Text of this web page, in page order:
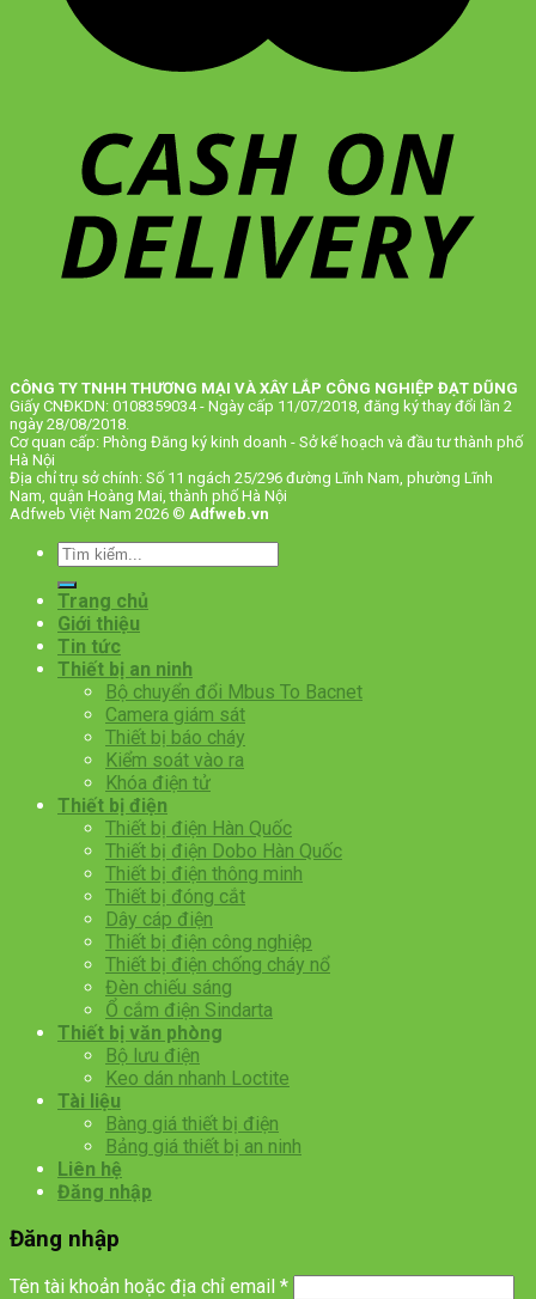
CÔNG TY TNHH THƯƠNG MẠI VÀ XÂY LẮP CÔNG NGHIỆP ĐẠT DŨNG
Giấy CNĐKDN: 0108359034 - Ngày cấp 11/07/2018, đăng ký thay đổi lần 2
ngày 28/08/2018.
Cơ quan cấp: Phòng Đăng ký kinh doanh - Sở kế hoạch và đầu tư thành phố
Hà Nội
Địa chỉ trụ sở chính: Số 11 ngách 25/296 đường Lĩnh Nam, phường Lĩnh
Nam, quận Hoàng Mai, thành phố Hà Nội
Adfweb Việt Nam 2026 © Adfweb.vn
Tìm
Trang chủ
Giới thiệu
Tin tức
Thiết bị an ninh
Bộ chuyển đổi Mbus To Bacnet
Camera giám sát
Thiết bị báo cháy
Kiểm soát vào ra
Khóa điện tử
Thiết bị điện
Thiết bị điện Hàn Quốc
Thiết bị điện Dobo Hàn Quốc
Thiết bị điện thông minh
Thiết bị đóng cắt
Dây cáp điện
Thiết bị điện công nghiệp
Thiết bị điện chống cháy nổ
Đèn chiếu sáng
Ổ cắm điện Sindarta
Thiết bị văn phòng
Bộ lưu điện
Keo dán nhanh Loctite
Tài liệu
Bàng giá thiết bị điện
Bảng giá thiết bị an ninh
Liên hệ
Đăng nhập
Đăng nhập
Tên tài khoản hoặc địa chỉ email *